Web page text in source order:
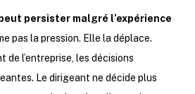
persister malgré l’expérience
pas la pression. Elle la déplace.
de l’entreprise, les décisions
Le dirigeant ne décide plus